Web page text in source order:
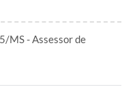
MS - Assessor de